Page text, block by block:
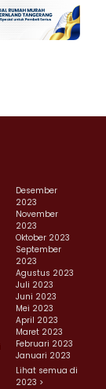
Desember
2023
November
2023
Oktober 2023
September
2023
Agustus 2023
Juli 2023
Juni 2023
Mei 2023
April 2023
Maret 2023
Februari 2023
Januari 2023
Lihat semua di
2023 >